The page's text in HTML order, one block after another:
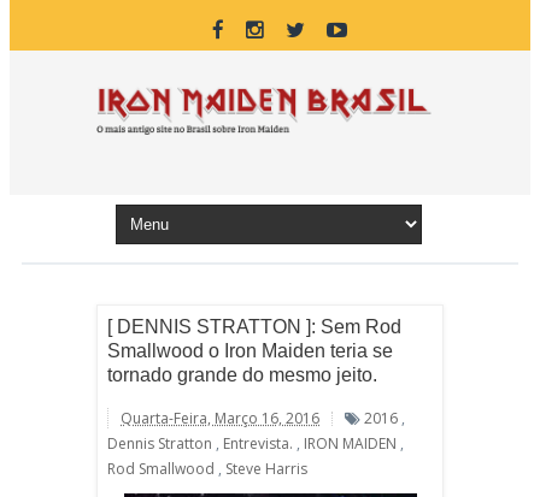
[ DENNIS STRATTON ]: Sem Rod
Smallwood o Iron Maiden teria se
tornado grande do mesmo jeito.
Quarta-Feira, Março 16, 2016 2016 ,
Dennis Stratton , Entrevista. , IRON MAIDEN ,
Rod Smallwood , Steve Harris